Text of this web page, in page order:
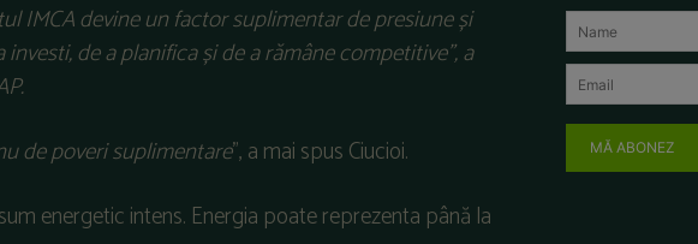
IMCA devine un factor suplimentar de presiune și
de a planifica și de a rămâne competitive”, a
de poveri suplimentare”, a mai spus Ciucioi.
energetic intens. Energia poate reprezenta până la
MĂ ABONEZ